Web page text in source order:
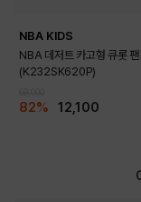
NBA KIDS
NBA 데저트 카고형 큐롯 팬
(K232SK620P)
82% 12,100